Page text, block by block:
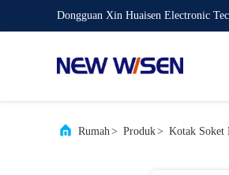
Dongguan Xin Huaisen Electronic
Rumah> Produk> Kotak Soket